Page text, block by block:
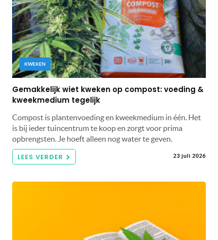
KWEKEN
Gemakkelijk wiet kweken op compost: voeding &
kweekmedium tegelijk
Compost is plantenvoeding en kweekmedium in één. Het
is bij ieder tuincentrum te koop en zorgt voor prima
opbrengsten. Je hoeft alleen nog water te geven.
LEES VERDER 23 juli 2026